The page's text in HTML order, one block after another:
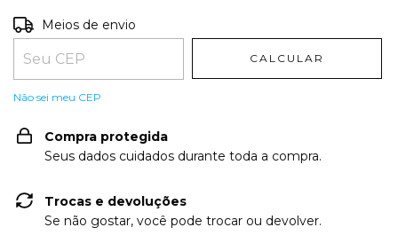
Entregas para o CEP:
Meios de envio
CALCULAR
Não sei meu CEP
Compra protegida
Seus dados cuidados durante toda a compra.
Trocas e devoluções
Se não gostar, você pode trocar ou devolver.